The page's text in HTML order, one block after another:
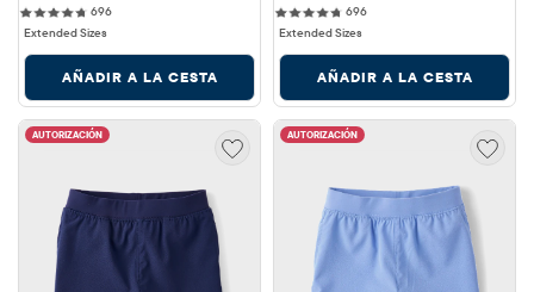
696696 reviews
Extended Sizes
AÑADIR A LA CESTA
696696 reviews
Extended Sizes
AÑADIR A LA CESTA
AUTORIZACIÓN AUTORIZACIÓN